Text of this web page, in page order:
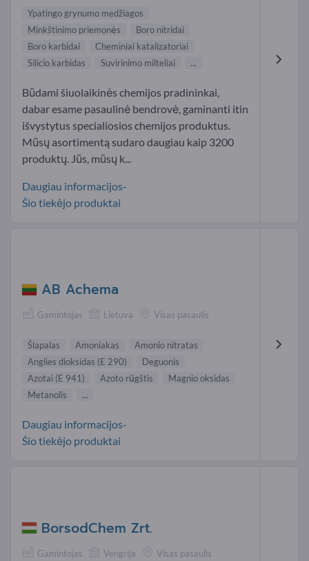
Ypatingo grynumo medžiagos
Minkštinimo priemonės
Boro nitridai
Boro karbidai
Cheminiai katalizatoriai
Silicio karbidas
Suvirinimo milteliai ...
Būdami šiuolaikinės chemijos pradininkai,
dabar esame pasaulinė bendrovė, gaminanti itin
išvystytus specialiosios chemijos produktus.
Mūsų asortimentą sudaro daugiau kaip 3200
produktų. Jūs, mūsų k...
Daugiau informacijos-
Šio tiekėjo produktai
AB Achema
Gamintojas Lietuva Visas pasaulis
Šlapalas Amoniakas
Amonio nitratas
Anglies dioksidas (E 290)
Deguonis
Azotai (E 941)
Azoto rūgštis
Magnio oksidas
Metanolis
...
Daugiau informacijos-
Šio tiekėjo produktai
BorsodChem Zrt.
Gamintojas Vengrija Visas pasaulis